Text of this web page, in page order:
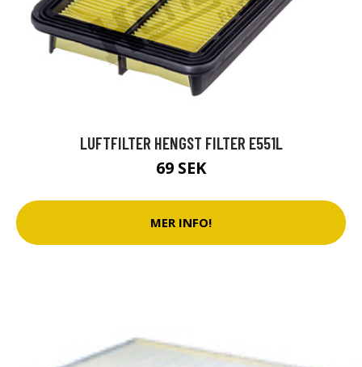
LUFTFILTER HENGST FILTER E551L
69 SEK
MER INFO!